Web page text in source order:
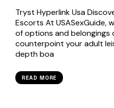
Tryst Hyperlink Usa
Escorts At USASexGuide,
of options and belongings
counterpoint your adult
depth boa
READ MORE